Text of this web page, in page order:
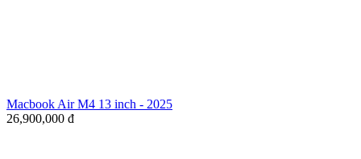
Macbook Air M4 13 inch - 2025
26,900,000 đ